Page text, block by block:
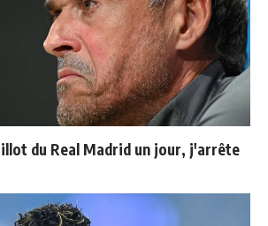
du Real Madrid un jour, j'arrête